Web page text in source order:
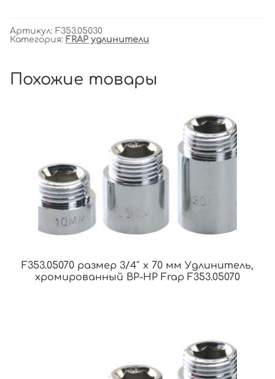
Артикул: F353.05030
Категория: FRAP удлинители
Похожие товары
F353.05070 размер 3/4″ x 70 мм Удлинитель,
хромированный ВР-НР Frap F353.05070